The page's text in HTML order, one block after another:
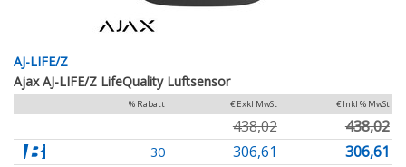
AJ-LIFE/Z
Ajax AJ-LIFE/Z LifeQuality Luftsensor
% Rabatt € Exkl MwSt € Inkl % MwSt
438,02 438,02
30 306,61 306,61